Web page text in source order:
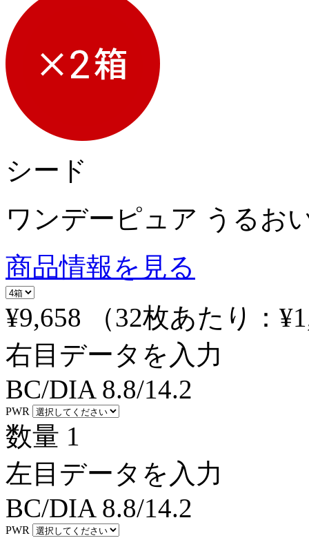
シード
ワンデーピュア うるお
商品情報を見る
¥9,658
（32枚あたり：
右目データを入力
BC/DIA 8.8/14.2
PWR
数量 1
左目データを入力
BC/DIA 8.8/14.2
PWR